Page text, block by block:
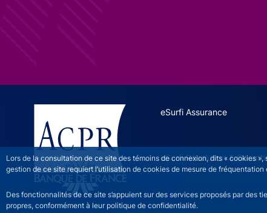
Lors de la consultation de ce site des témoins de connexion, dits « cookies
gestion de ce site requiert l’utilisation de cookies de mesure de
Des fonctionnalités de ce site s’appuient sur des services proposés par
propres, conformément à leur politique de confidentialité.
ESURFI site navigation
eSurfi Assurance
eSurfi Résolution &